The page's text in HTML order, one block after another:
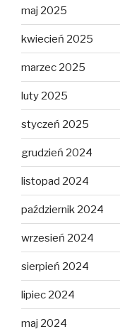
maj 2025
kwiecień 2025
marzec 2025
luty 2025
styczeń 2025
grudzień 2024
listopad 2024
październik 2024
wrzesień 2024
sierpień 2024
lipiec 2024
maj 2024